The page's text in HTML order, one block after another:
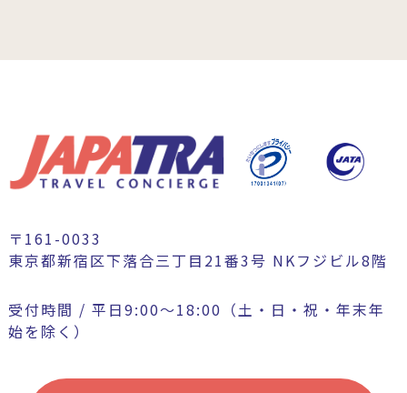
〒161-0033
東京都新宿区下落合三丁目21番3号 NKフジビル8階
受付時間 / 平日9:00〜18:00（土・日・祝・年末年
始を除く）